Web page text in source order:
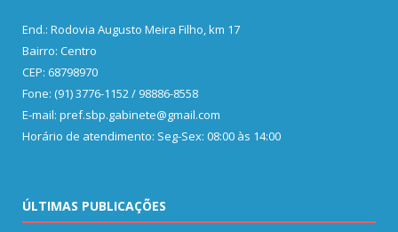
End.: Rodovia Augusto Meira Filho, km 17
Bairro: Centro
CEP: 68798970
Fone: (91) 3776-1152 / 98886-8558
E-mail: pref.sbp.gabinete@gmail.com
Horário de atendimento: Seg-Sex: 08:00 às 14:00
ÚLTIMAS PUBLICAÇÕES